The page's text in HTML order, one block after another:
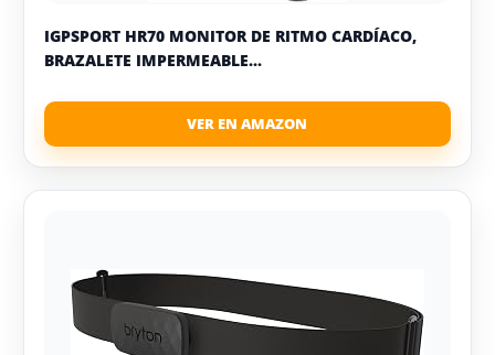
IGPSPORT HR70 MONITOR DE RITMO CARDÍACO,
BRAZALETE IMPERMEABLE...